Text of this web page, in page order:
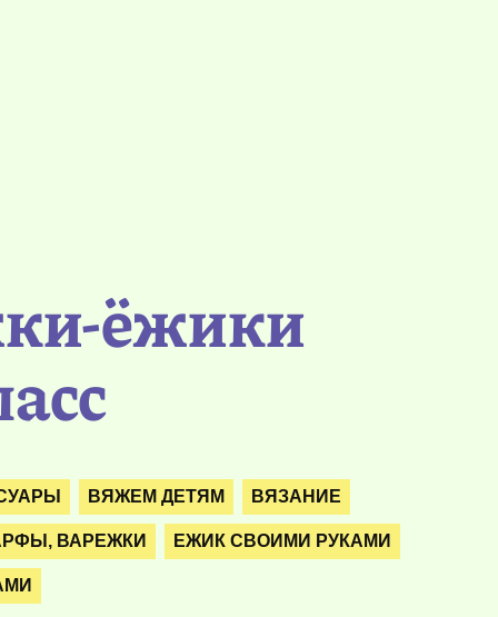
ёжики
ВЯЖЕМ ДЕТЯМ ВЯЗАНИЕ
ВАРЕЖКИ ЕЖИК СВОИМИ РУКАМИ